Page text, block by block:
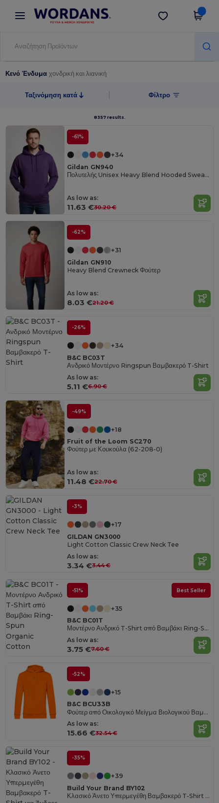
× Εφαρμογή Wordans
Καλύτερες τιμές στην εφαρμογή!
Λήψη app
Κενό Ένδυμαχονδρική και λιανική
Ταξινόμηση κατά Φίλτρο
8357 results.
-61%
+34
Gildan GN940
Πολυτελής Unisex Heavy Blend Hooded Sweatshirt
As low as:
11.63 €30.20 €
-62%
+31
Gildan GN910
Heavy Blend Crewneck Φούτερ
As low as:
8.03 €21.20 €
-26%
+34
B&C BC03T
Ανδρικό Μοντέρνο Ringspun Βαμβακερό T-Shirt
As low as:
5.11 €6.90 €
-49%
+18
Fruit of the Loom SC270
Φούτερ με Κουκούλα (62-208-0)
As low as:
11.48 €22.70 €
-3%
+17
GILDAN GN3000
Light Cotton Classic Crew Neck Tee
As low as:
3.34 €3.44 €
-51% Best Seller
+35
B&C BC01T
Μοντέρνο Ανδρικό T-Shirt από Βαμβάκι Ring-Spun
As low as:
3.75 €7.60 €
Organic
Cotton
-52%
+15
B&C BCU33B
Φούτερ από Οικολογικό Μείγμα Βιολογικού Βαμβακιού
As low as:
15.66 €32.54 €
-35%
+39
Build Your Brand BY102
Κλασικό Άνετο Υπερμεγέθη Βαμβακερό T-Shirt για Άνδρες